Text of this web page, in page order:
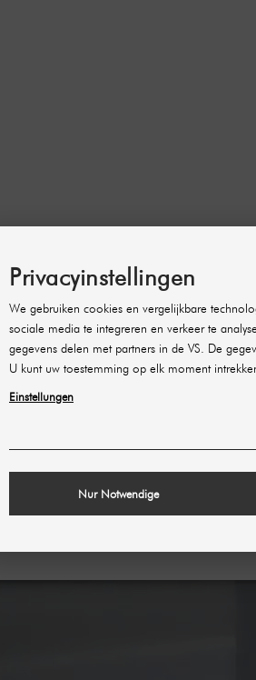
Privacyinstellingen
We gebruiken cookies en vergelijkbare
sociale media te integreren en verkeer te
gegevens delen met partners in de VS. De
U kunt uw toestemming op elk moment
Einstellungen
Nur Notwendige